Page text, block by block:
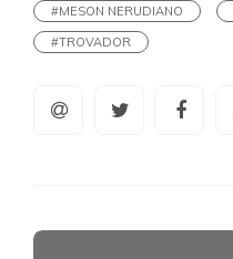
#MESON NERUDIANO
#TROVADOR